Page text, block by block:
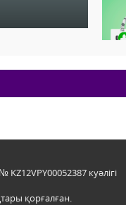
куәлігі
қорғалған.